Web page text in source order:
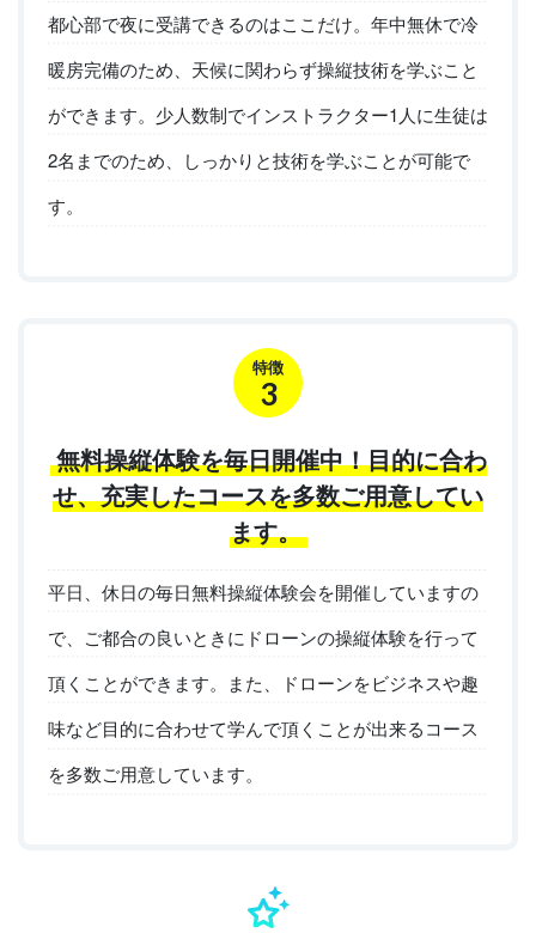
都心部で夜に受講できるのはここだけ。年中無休で冷
暖房完備のため、天候に関わらず操縦技術を学ぶこと
ができます。少人数制でインストラクター1人に生徒は
2名までのため、しっかりと技術を学ぶことが可能で
す。
特徴
3
無料操縦体験を毎日開催中！目的に合わ
せ、充実したコースを多数ご用意してい
ます。
平日、休日の毎日無料操縦体験会を開催していますの
で、ご都合の良いときにドローンの操縦体験を行って
頂くことができます。また、ドローンをビジネスや趣
味など目的に合わせて学んで頂くことが出来るコース
を多数ご用意しています。